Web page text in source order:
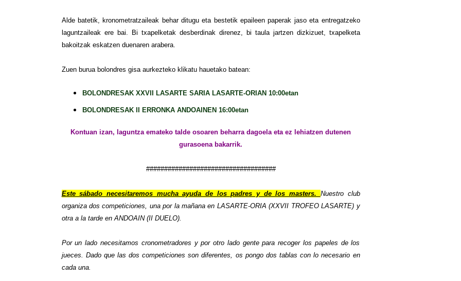
Alde batetik, kronometratzaileak behar ditugu eta bestetik epaileen paperak jaso eta entregatzeko
laguntzaileak ere bai. Bi txapelketak desberdinak direnez, bi taula jartzen dizkizuet, txapelketa
bakoitzak eskatzen duenaren arabera.
Zuen burua bolondres gisa aurkezteko klikatu hauetako batean:
BOLONDRESAK XXVII LASARTE SARIA LASARTE-ORIAN 10:00etan
BOLONDRESAK II ERRONKA ANDOAINEN 16:00etan
Kontuan izan, laguntza emateko talde osoaren beharra dagoela eta ez lehiatzen dutenen
gurasoena bakarrik.
####################################
Este sábado necesitaremos mucha ayuda de los padres y de los masters. Nuestro club
organiza dos competiciones, una por la mañana en LASARTE-ORIA (XXVII TROFEO LASARTE) y
otra a la tarde en ANDOAIN (II DUELO).
Por un lado necesitamos cronometradores y por otro lado gente para recoger los papeles de los
jueces. Dado que las dos competiciones son diferentes, os pongo dos tablas con lo necesario en
cada una.